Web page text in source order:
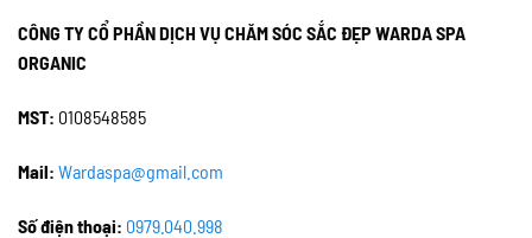
CÔNG TY CỔ PHẦN DỊCH VỤ CHĂM SÓC SẮC ĐẸP WARDA SPA
ORGANIC
MST: 0108548585
Mail: Wardaspa@gmail.com
Số điện thoại: 0979.040.998